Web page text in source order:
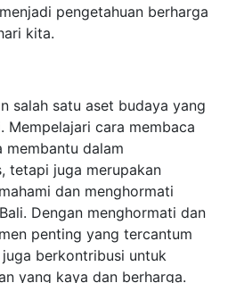
pengetahuan berharga
kita.
salah satu aset budaya yang
Mempelajari cara membaca
membantu dalam
tetapi juga merupakan
dan menghormati
Dengan menghormati dan
penting yang tercantum
berkontribusi untuk
yang kaya dan berharga.